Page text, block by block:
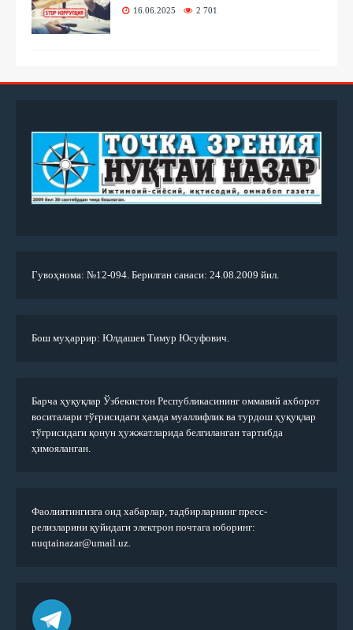
16.06.2025 2 701
Гувоҳнома: №12-094. Берилган санаси: 24.08.2009 йил.
Бош муҳаррир: Юлдашев Тимур Юсуфович.
Барча ҳуқуқлар Ўзбекистон Республикасининг оммавий ахборот
воситалари тўғрисидаги ҳамда муаллифлик ва турдош ҳуқуқлар
тўғрисидаги қонун ҳужжатларида белгиланган тартибда
ҳимояланган.
Фаолиятингизга оид хабарлар, тадбирларнинг пресс-
релизларини қуйидаги электрон почтага юборинг:
nuqtainazar@umail.uz.